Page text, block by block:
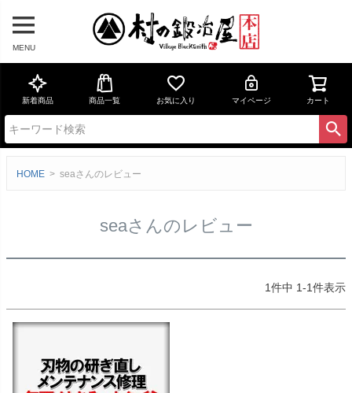
MENU
新着商品 商品一覧 お気に入り マイページ カート
HOME seaさんのレビュー
seaさんのレビュー
1件中 1-1件表示